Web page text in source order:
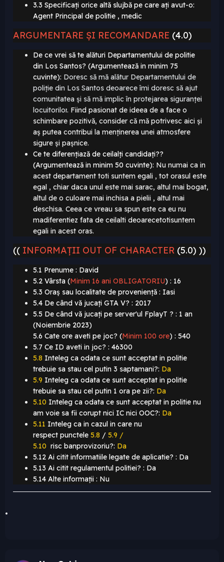
3.3 Specificați orice altă slujbă pe care ați avut-o:
Agent Principal de politie , medic
ARGUMENTARE ȘI RECOMANDARE (4.0)
De ce vrei să te alături Departamentului de politie
din Los Santos? (Argumentează in minim 75
cuvinte): Doresc să mă alătur Departamentului de
poliție din Los Santos deoarece îmi doresc să ajut
comunitatea și să mă implic în protejarea siguranței
locuitorilor. Fiind pasionat de ideea de a face o
schimbare pozitivă, consider că mă potrivesc aici și
aș putea contribui la menținerea unei atmosfere
sigure și pașnice.
Ce te diferențiază de ceilalți candidați??
(Argumentează in minim 50 cuvinte): Nu numai ca in
acest departament toti suntem egali , tot orasul este
egal , chiar daca unul este mai sarac, altul mai bogat,
altul de o culoare mai inchisa a pielii , altul mai
deschisa. Ceea ce vreau sa spun este ca eu nu
madiferentiez fata de ceilalti deoarecetotisuntem
egali in acest oras.
(( INFORMAȚII OUT OF CHARACTER (5.0) ))
5.1 Prenume : David
5.2 Vârsta (Minim 16 ani OBLIGATORIU) : 16
5.3 Oraș sau localitate de proveniență : Iasi
5.4 De când vă jucați GTA V? : 2017
5.5 De când vă jucați pe server'ul FplayT ? : 1 an
(Noiembrie 2023)
5.6 Cate ore aveti pe joc? (Minim 100 ore) : 540
5.7 Ce ID aveti in joc? : 46300
5.8 Inteleg ca odata ce sunt acceptat in politie
trebuie sa stau cel putin 3 saptamani?: Da
5.9 Inteleg ca odata ce sunt acceptat in politie
trebuie sa stau cel putin 1 ora pe zii?: Da
5.10 Inteleg ca odata ce sunt acceptat in politie nu
am voie sa fii corupt nici IC nici OOC?: Da
5.11 Inteleg ca in cazul in care nu
respect punctele 5.8 / 5.9 /
5.10 risc banprovizoriu?: Da
5.12 Ai citit informatiile legate de aplicatie? : Da
5.13 Ai citit regulamentul politiei? : Da
5.14 Alte informații : Nu